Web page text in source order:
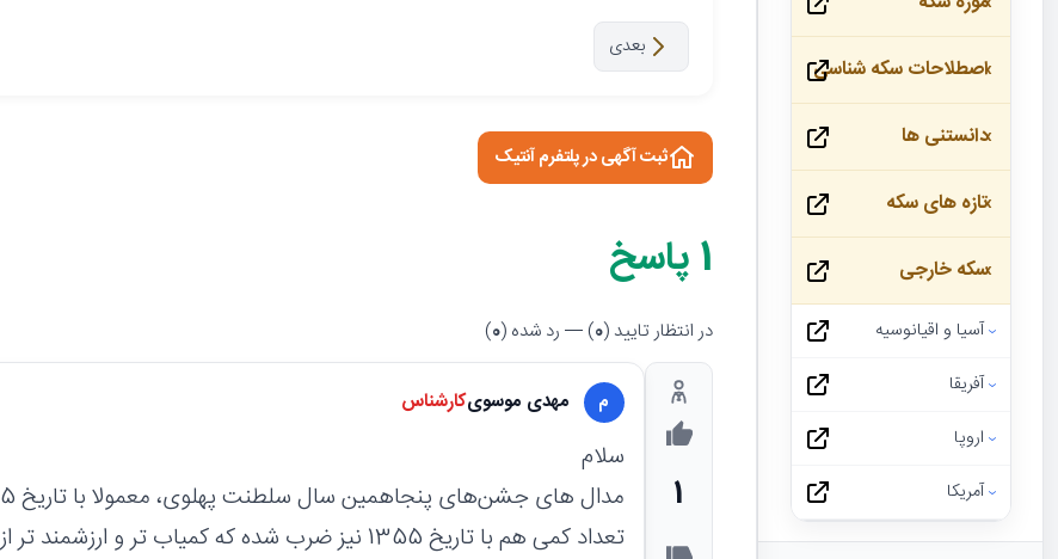
بعدی
ثبت آگهی در پلتفرم آنتیک
1پاسخ
در انتظار تایید (0) — رد شده (0
)
1
م مهدی موسویکارشناس
سلام
تعداد کمی هم با تاریخ 1355 نیز ضرب شده که کمیاب تر و ارزشمند تر از 2535 میباشد.
اصطلاحات سکه شناسی
دانستنی ها
تازه های سکه
سکه خارجی
آسیا و اقیانوسیه
آفریقا
اروپا
آمریکا